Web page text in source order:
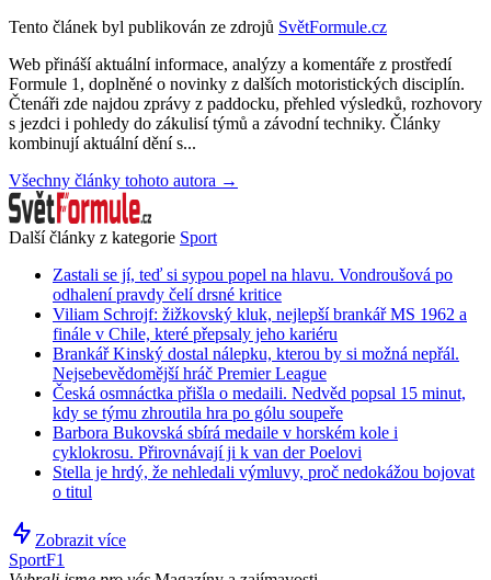
Tento článek byl publikován ze zdrojů SvětFormule.cz
Web přináší aktuální informace, analýzy a komentáře z prostředí
Formule 1, doplněné o novinky z dalších motoristických disciplín.
Čtenáři zde najdou zprávy z paddocku, přehled výsledků, rozhovory
s jezdci i pohledy do zákulisí týmů a závodní techniky. Články
kombinují aktuální dění s...
Všechny články tohoto autora →
Další články z kategorie Sport
Zastali se jí, teď si sypou popel na hlavu. Vondroušová po
odhalení pravdy čelí drsné kritice
Viliam Schrojf: žižkovský kluk, nejlepší brankář MS 1962 a
finále v Chile, které přepsaly jeho kariéru
Brankář Kinský dostal nálepku, kterou by si možná nepřál.
Nejsebevědomější hráč Premier League
Česká osmnáctka přišla o medaili. Nedvěd popsal 15 minut,
kdy se týmu zhroutila hra po gólu soupeře
Barbora Bukovská sbírá medaile v horském kole i
cyklokrosu. Přirovnávají ji k van der Poelovi
Stella je hrdý, že nehledali výmluvy, proč nedokážou bojovat
o titul
Zobrazit více
SportF1